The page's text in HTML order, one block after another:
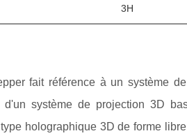
3H
fait référence à un système
système de projection 3D
holographique 3D de forme